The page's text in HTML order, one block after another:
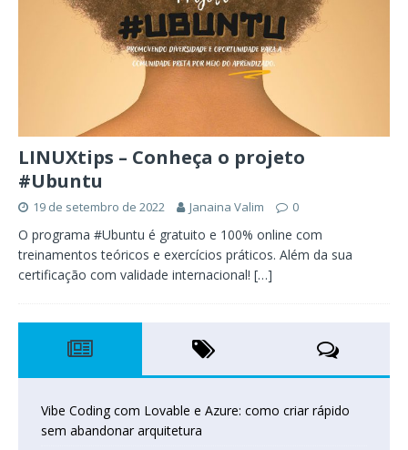
LINUXtips – Conheça o projeto
#Ubuntu
19 de setembro de 2022 Janaina Valim 0
O programa #Ubuntu é gratuito e 100% online com
treinamentos teóricos e exercícios práticos. Além da sua
certificação com validade internacional! […]
Vibe Coding com Lovable e Azure: como criar rápido
sem abandonar arquitetura